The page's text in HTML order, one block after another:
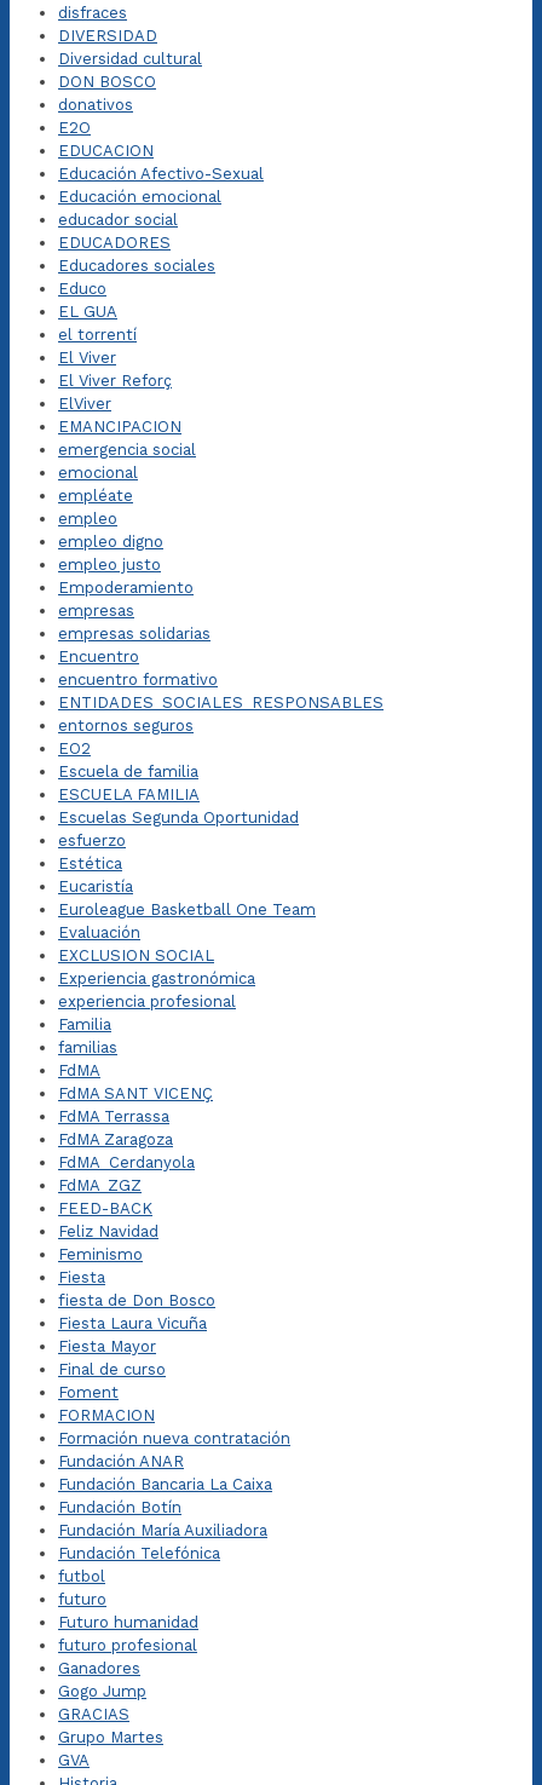
disfraces
DIVERSIDAD
Diversidad cultural
DON BOSCO
donativos
E2O
EDUCACION
Educación Afectivo-Sexual
Educación emocional
educador social
EDUCADORES
Educadores sociales
Educo
EL GUA
el torrentí
El Viver
El Viver Reforç
ElViver
EMANCIPACION
emergencia social
emocional
empléate
empleo
empleo digno
empleo justo
Empoderamiento
empresas
empresas solidarias
Encuentro
encuentro formativo
ENTIDADES_SOCIALES_RESPONSABLES
entornos seguros
EO2
Escuela de familia
ESCUELA FAMILIA
Escuelas Segunda Oportunidad
esfuerzo
Estética
Eucaristía
Euroleague Basketball One Team
Evaluación
EXCLUSION SOCIAL
Experiencia gastronómica
experiencia profesional
Familia
familias
FdMA
FdMA SANT VICENÇ
FdMA Terrassa
FdMA Zaragoza
FdMA_Cerdanyola
FdMA_ZGZ
FEED-BACK
Feliz Navidad
Feminismo
Fiesta
fiesta de Don Bosco
Fiesta Laura Vicuña
Fiesta Mayor
Final de curso
Foment
FORMACION
Formación nueva contratación
Fundación ANAR
Fundación Bancaria La Caixa
Fundación Botín
Fundación María Auxiliadora
Fundación Telefónica
futbol
futuro
Futuro humanidad
futuro profesional
Ganadores
Gogo Jump
GRACIAS
Grupo Martes
GVA